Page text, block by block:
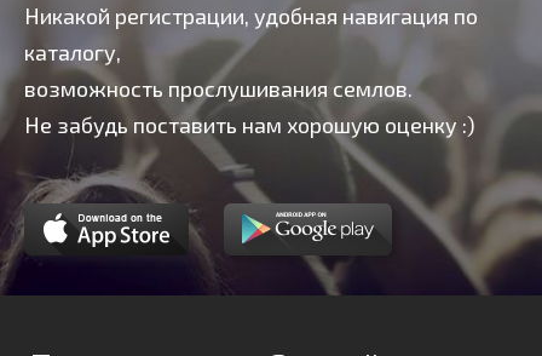
Никакой регистрации, удобная навигация по
каталогу,
возможность прослушивания семлов.
Не забудь поставить нам хорошую оценку :)